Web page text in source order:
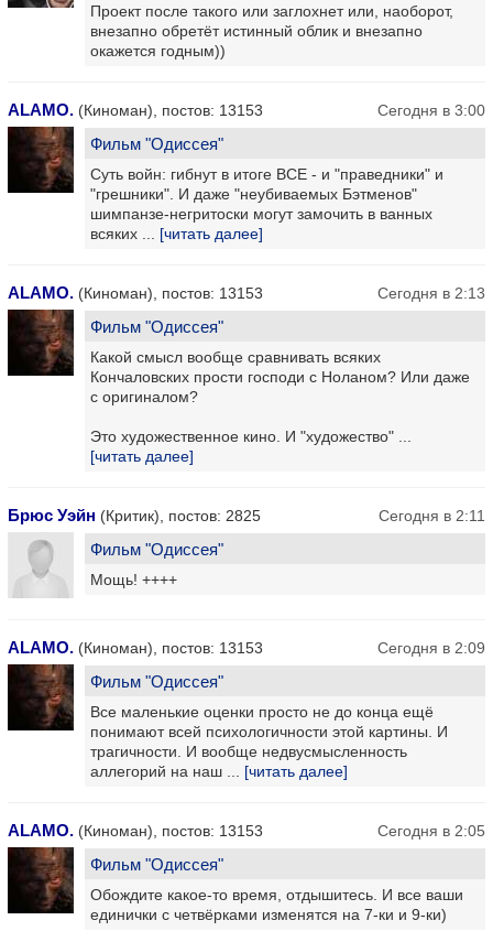
Проект после такого или заглохнет или, наоборот,
внезапно обретёт истинный облик и внезапно
окажется годным))
ALAMO. (Киноман), постов: 13153 Сегодня в 3:00
Фильм "Одиссея"
Суть войн: гибнут в итоге ВСЕ - и "праведники" и
"грешники". И даже "неубиваемых Бэтменов"
шимпанзе-негритоски могут замочить в ванных
всяких ... [читать далее]
ALAMO. (Киноман), постов: 13153 Сегодня в 2:13
Фильм "Одиссея"
Какой смысл вообще сравнивать всяких
Кончаловских прости господи с Ноланом? Или даже
с оригиналом?
Это художественное кино. И "художество" ...
[читать далее]
Брюс Уэйн (Критик), постов: 2825 Сегодня в 2:11
Фильм "Одиссея"
Мощь! ++++
ALAMO. (Киноман), постов: 13153 Сегодня в 2:09
Фильм "Одиссея"
Все маленькие оценки просто не до конца ещё
понимают всей психологичности этой картины. И
трагичности. И вообще недвусмысленность
аллегорий на наш ... [читать далее]
ALAMO. (Киноман), постов: 13153 Сегодня в 2:05
Фильм "Одиссея"
Обождите какое-то время, отдышитесь. И все ваши
единички с четвёрками изменятся на 7-ки и 9-ки)